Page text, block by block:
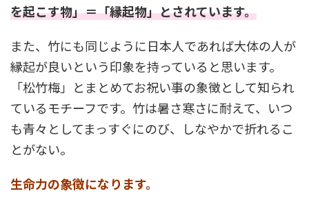
を起こす物」＝「縁起物」とされています。
また、竹にも同じように日本人であれば大体の人が
縁起が良いという印象を持っていると思います。
「松竹梅」とまとめてお祝い事の象徴として知られ
ているモチーフです。竹は暑さ寒さに耐えて、いつ
も青々としてまっすぐにのび、しなやかで折れるこ
とがない。
生命力の象徴になります。